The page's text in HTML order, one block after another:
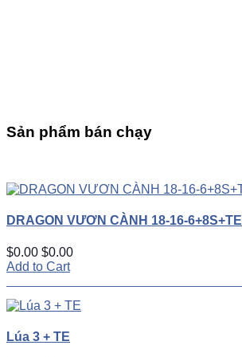
Sản phẩm bán chạy
DRAGON VƯƠN CÀNH 18-16-6+8S+TE
$0.00 $0.00
Add to Cart
Lúa 3 + TE